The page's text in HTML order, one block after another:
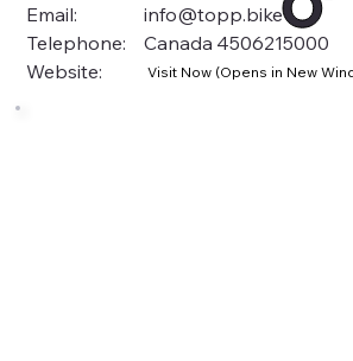
Email:
Telephone:
Website:
info@topp.bike
Canada 4506215000
Visit Now (Opens in New